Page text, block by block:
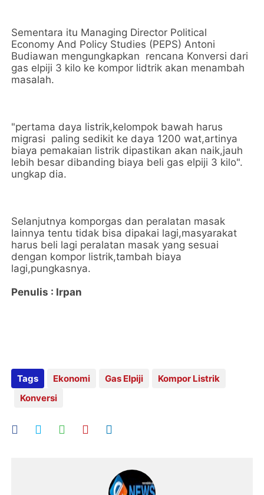
Sementara itu Managing Director Political
Economy And Policy Studies (PEPS) Antoni
Budiawan mengungkapkan rencana Konversi dari
gas elpiji 3 kilo ke kompor lidtrik akan menambah
masalah.
"pertama daya listrik,kelompok bawah harus
migrasi paling sedikit ke daya 1200 wat,artinya
biaya pemakaian listrik dipastikan akan naik,jauh
lebih besar dibanding biaya beli gas elpiji 3 kilo".
ungkap dia.
Selanjutnya komporgas dan peralatan masak
lainnya tentu tidak bisa dipakai lagi,masyarakat
harus beli lagi peralatan masak yang sesuai
dengan kompor listrik,tambah biaya
lagi,pungkasnya.
Penulis : Irpan
Tags Ekonomi Gas Elpiji
Kompor Listrik
Konversi